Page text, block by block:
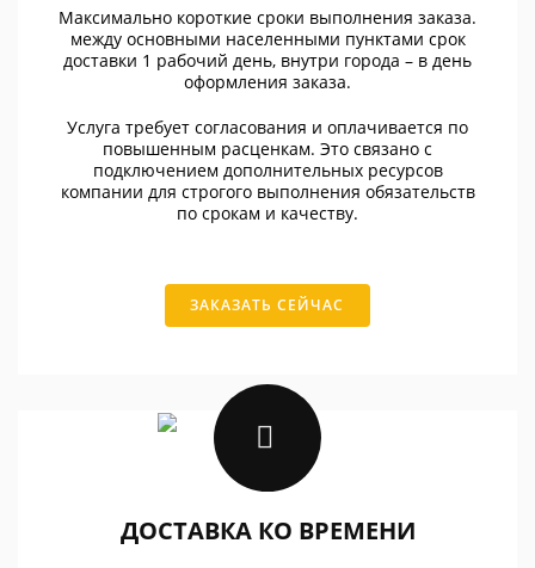
Максимально короткие сроки выполнения заказа.
между основными населенными пунктами срок
доставки 1 рабочий день, внутри города – в день
оформления заказа.
Услуга требует согласования и оплачивается по
повышенным расценкам. Это связано с
подключением дополнительных ресурсов
компании для строгого выполнения обязательств
по срокам и качеству.
ЗАКАЗАТЬ СЕЙЧАС
ДОСТАВКА КО ВРЕМЕНИ